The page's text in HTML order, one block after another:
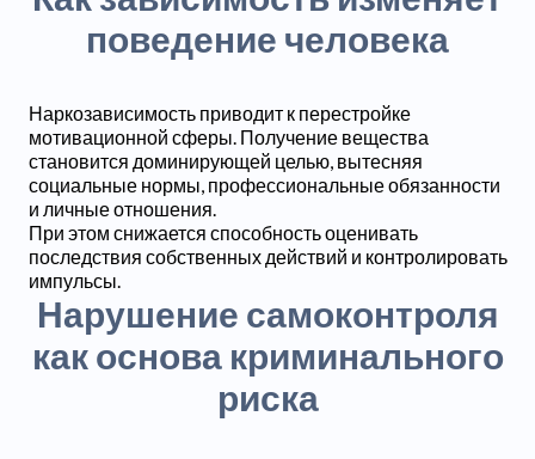
поведение человека
Наркозависимость приводит к перестройке
мотивационной сферы. Получение вещества
становится доминирующей целью, вытесняя
социальные нормы, профессиональные обязанности
и личные отношения.
При этом снижается способность оценивать
последствия собственных действий и контролировать
импульсы.
Нарушение самоконтроля
как основа криминального
риска